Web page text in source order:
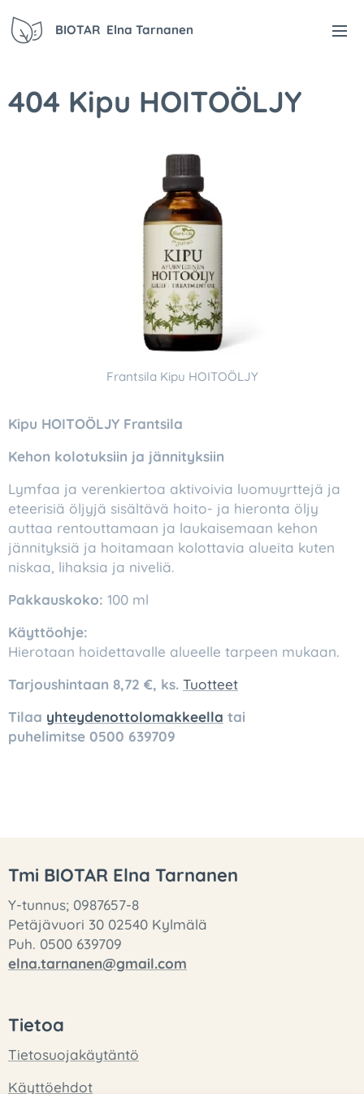
BIOTAR Elna Tarnanen
404 Kipu HOITOÖLJY
Frantsila Kipu HOITOÖLJY
Kipu HOITOÖLJY Frantsila
Kehon kolotuksiin ja jännityksiin
Lymfaa ja verenkiertoa aktivoivia luomuyrttejä ja
eteerisiä öljyjä sisältävä hoito- ja hieronta öljy
auttaa rentouttamaan ja laukaisemaan kehon
jännityksiä ja hoitamaan kolottavia alueita kuten
niskaa, lihaksia ja niveliä.
Pakkauskoko: 100 ml
Käyttöohje:
Hierotaan hoidettavalle alueelle tarpeen mukaan.
Tarjoushintaan 8,72 €, ks. Tuotteet
Tilaa yhteydenottolomakkeella tai
puhelimitse 0500 639709
Tmi BIOTAR Elna Tarnanen
Y-tunnus; 0987657-8
Petäjävuori 30 02540 Kylmälä
Puh. 0500 639709
elna.tarnanen@gmail.com
Tietoa
Tietosuojakäytäntö
Käyttöehdot